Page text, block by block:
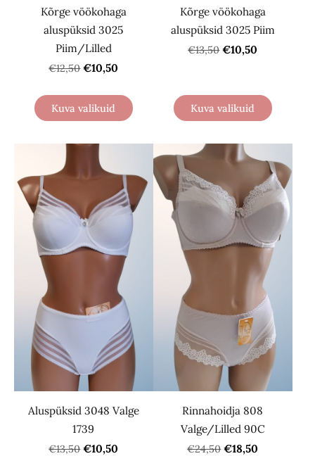
Kõrge vöökohaga
aluspüksid 3025
Piim/Lilled
€12,50 €10,50
Kuva valikuid
Kõrge vöökohaga
aluspüksid 3025 Piim
€13,50 €10,50
Kuva valikuid
Aluspüksid 3048 Valge
1739
€13,50 €10,50
Rinnahoidja 808
Valge/Lilled 90C
€24,50 €18,50